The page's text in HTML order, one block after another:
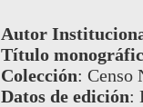
Autor
Título
Colección: Censo
Datos de edición: